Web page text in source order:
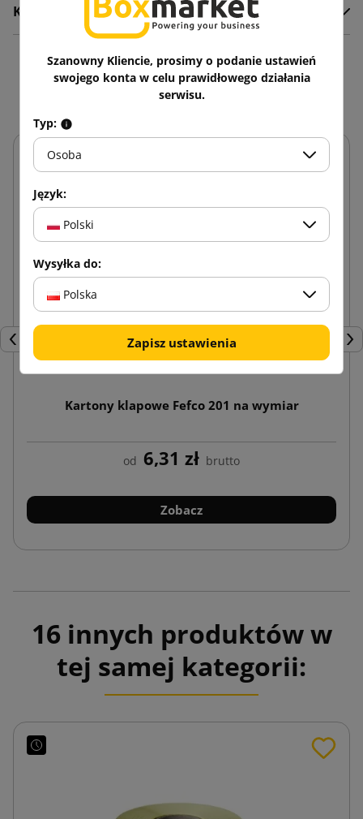
Komentarze
Zobacz także
Poprzedni
Kartony klapowe Fefco 201 na wymiar
od 6,31 zł brutto
Zobacz
16 innych produktów w
tej samej kategorii:
Szanowny Kliencie, prosimy o podanie ustawień
swojego konta w celu prawidłowego działania
serwisu.
Typ:
Osoba
Język:
Polski
Wysyłka do:
Polska
Zapisz ustawienia